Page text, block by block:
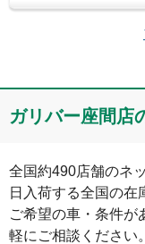
メールアドレス（
コメント
ガリバー座間店
全国約490店舗のネ
日入荷する全国の在
ご希望の車・条件が
軽にご相談ください。